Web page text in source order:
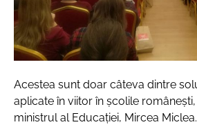
Acestea sunt doar câteva dintre
aplicate în viitor în școlile
ministrul al Educației, Mircea Miclea.